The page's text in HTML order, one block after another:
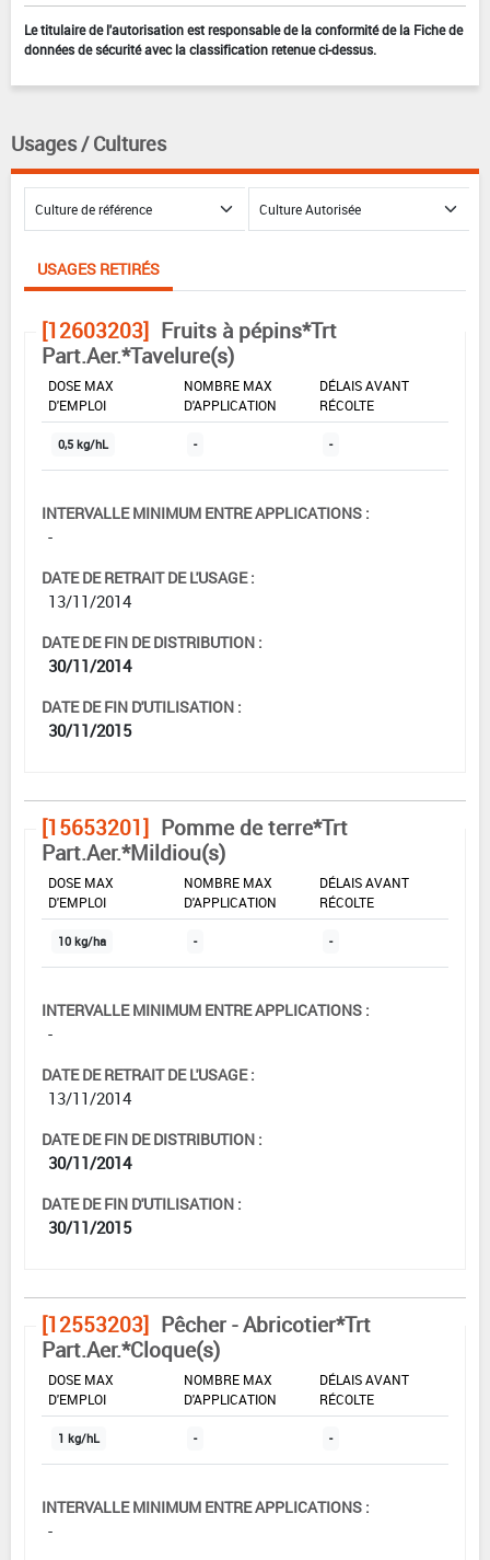
Le titulaire de l'autorisation est responsable de la conformité de la Fiche de
données de sécurité avec la classification retenue ci-dessus.
Usages / Cultures
USAGES RETIRÉS
[12603203] Fruits à pépins*Trt
Part.Aer.*Tavelure(s)
DOSE MAX
D'EMPLOI
NOMBRE MAX
D'APPLICATION
DÉLAIS AVANT
RÉCOLTE
0,5 kg/hL - -
INTERVALLE MINIMUM ENTRE APPLICATIONS :
-
DATE DE RETRAIT DE L'USAGE :
13/11/2014
DATE DE FIN DE DISTRIBUTION :
30/11/2014
DATE DE FIN D'UTILISATION :
30/11/2015
[15653201] Pomme de terre*Trt
Part.Aer.*Mildiou(s)
DOSE MAX
D'EMPLOI
NOMBRE MAX
D'APPLICATION
DÉLAIS AVANT
RÉCOLTE
10 kg/ha - -
INTERVALLE MINIMUM ENTRE APPLICATIONS :
-
DATE DE RETRAIT DE L'USAGE :
13/11/2014
DATE DE FIN DE DISTRIBUTION :
30/11/2014
DATE DE FIN D'UTILISATION :
30/11/2015
[12553203] Pêcher - Abricotier*Trt
Part.Aer.*Cloque(s)
DOSE MAX
D'EMPLOI
NOMBRE MAX
D'APPLICATION
DÉLAIS AVANT
RÉCOLTE
1 kg/hL - -
INTERVALLE MINIMUM ENTRE APPLICATIONS :
-